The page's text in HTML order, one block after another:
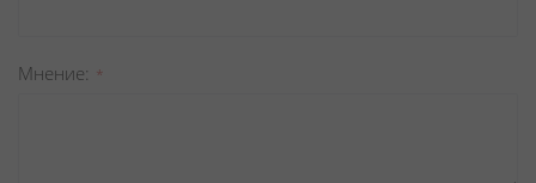
Мнение